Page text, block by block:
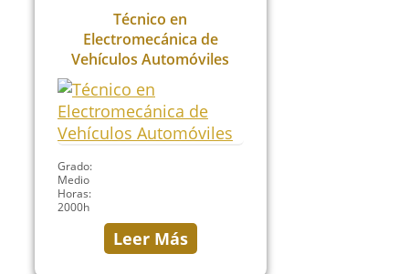
Técnico en
Electromecánica de
Vehículos Automóviles
Grado:
Medio
Horas:
2000h
Leer Más